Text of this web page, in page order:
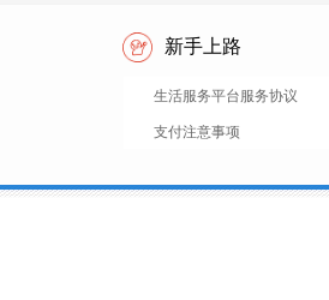
新手上路
生活服务平台服务协议
支付注意事项